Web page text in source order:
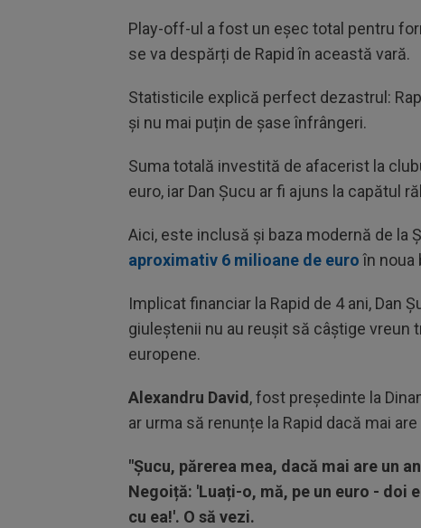
Play-off-ul a fost un eșec total pentru
se va despărți de Rapid în această vară.
Statisticile explică perfect dezastrul:
și nu mai puțin de șase înfrângeri.
Suma totală investită de afacerist la
euro, iar Dan Șucu ar fi ajuns la capătul
Aici, este inclusă și baza modernă de la
aproximativ 6 milioane de euroîn noua
Implicat financiar la Rapid de 4 ani, Dan
giuleștenii nu au reușit să câștige
europene.
Alexandru David, fost președinte la
ar urma să renunțe la Rapid dacă mai
"Șucu, părerea mea, dacă mai are un
Negoiță: 'Luați-o, mă, pe un euro - doi
cu ea!'. O să vezi.